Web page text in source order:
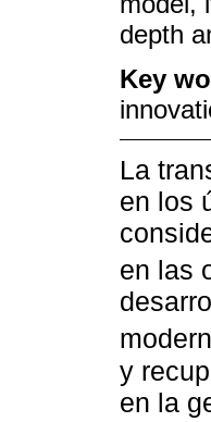
depth
Key
La
en los
en las
y
en la